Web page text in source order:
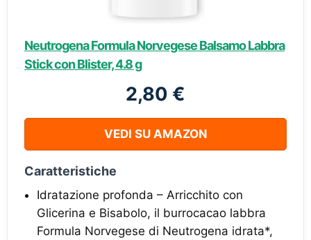
Neutrogena Formula Norvegese Balsamo Labbra
Stick con Blister, 4.8 g
2,80 €
VEDI SU AMAZON
Caratteristiche
Idratazione profonda – Arricchito con
Glicerina e Bisabolo, il burrocacao labbra
Formula Norvegese di Neutrogena idrata*,